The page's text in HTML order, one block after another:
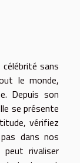
sans
le monde,
Depuis son
se présente
vérifiez
dans nos
peut rivaliser